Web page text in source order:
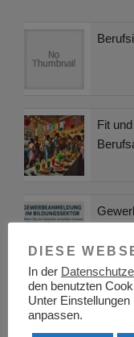
Fit
DIESE
In der
den benutzten
Unter
anpassen.